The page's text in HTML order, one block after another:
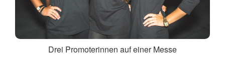
Drei Promoterinnen auf einer Messe